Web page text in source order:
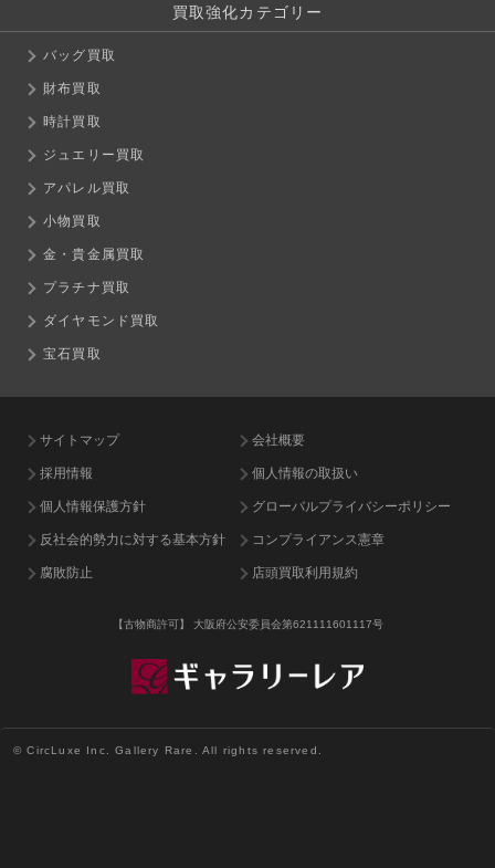
買取強化カテゴリー
バッグ買取
財布買取
時計買取
ジュエリー買取
アパレル買取
小物買取
金・貴金属買取
プラチナ買取
ダイヤモンド買取
宝石買取
サイトマップ 会社概要
採用情報 個人情報の取扱い
個人情報保護方針 グローバルプライバシーポリシー
反社会的勢力に対する基本方針 コンプライアンス憲章
腐敗防止 店頭買取利用規約
【古物商許可】 大阪府公安委員会第621111601117号
© CircLuxe Inc. Gallery Rare. All rights reserved.